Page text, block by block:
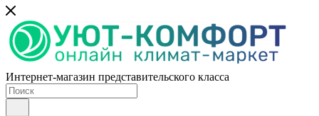
Интернет-магазин представительского класса